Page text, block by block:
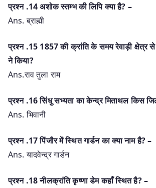
प्रश्‍न .14 अशोक स्तम्भ की लिपि क्या है? –
Ans. ब्राह्मी
प्रश्‍न .15 1857 की क्रांति के समय रेवाड़ी क्षेत्र
ने किया?
Ans.राव तुला राम
प्रश्‍न .16 सिंधु सभ्यता का केन्द्र मिताथल किस
Ans. भिवानी
प्रश्‍न .17 पिंजौर में स्थित गार्डन का क्या नाम है? –
Ans. यादवेन्द्र गार्डन
प्रश्‍न .18 नीलक्रांति कृष्णा डेम कहाँ स्थित है? –